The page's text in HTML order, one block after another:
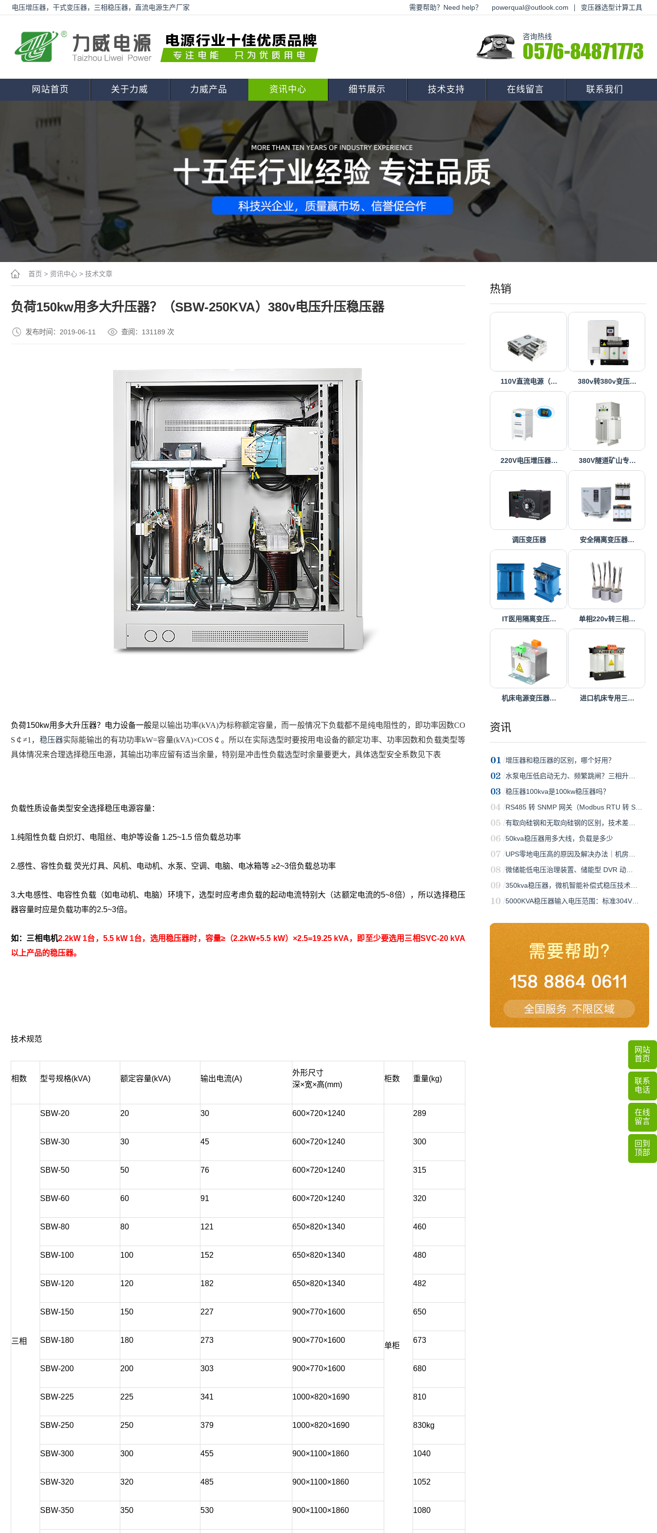
电压增压器，干式变压器，三相稳压器，直流电源生产厂家 需要帮助？Need help？ powerqual@outlook.com 变压器选型计算工具
咨询热线
0576-84871773
网站首页 关于力威 力威产品 资讯中心 细节展示 技术支持 在线留言 联系我们
热销
110V直流电源（… 380v转380v变压…
220V电压增压器… 380V隧道矿山专…
调压变压器 安全隔离变压器…
IT医用隔离变压… 单相220v转三相…
机床电源变压器… 进口机床专用三…
资讯
增压器和稳压器的区别，哪个好用？
水泵电压低启动无力、频繁跳闸？三相升…
稳压器100kva是100kw稳压器吗？
RS485 转 SNMP 网关（Modbus RTU 转 S…
有取向硅钢和无取向硅钢的区别，技术差…
50kva稳压器用多大线，负载是多少
UPS零地电压高的原因及解决办法｜机房…
微储能低电压治理装置、储能型 DVR 动…
350kva稳压器，微机智能补偿式稳压技术…
5000KVA稳压器输入电压范围：标准304V…
首页 > 资讯中心 > 技术文章
负荷150kw用多大升压器？（SBW-250KVA）380v电压升压稳压器
发布时间：2019-06-11 查阅：131189 次
负荷150kw用多大升压器？电力设备一般是以输出功率(kVA)为标称额定容量，而一般情况下负载都不是纯电阻性的，即功率因数CO
S￠≠1， 稳压器实际能输出的有功功率kW=容量(kVA)×COS￠。所以在实际选型时要按用电设备的额定功率、功率因数和负载类型等
具体情况来合理选择稳压电源，其输出功率应留有适当余量，特别是冲击性负载选型时余量要更大，具体选型安全系数见下表
负载性质设备类型安全选择稳压电源容量：
1.纯阻性负载 白炽灯、电阻丝、电炉等设备 1.25~1.5 倍负载总功率
2.感性、容性负载 荧光灯具、风机、电动机、水泵、空调、电脑、电冰箱等 ≥2~3倍负载总功率
3.大电感性、电容性负载（如电动机、电脑）环境下，选型时应考虑负载的起动电流特别大（达额定电流的5~8倍），所以选择稳压
器容量时应是负载功率的2.5~3倍。
如：三相电机2.2kW 1台，5.5 kW 1台，选用稳压器时，容量≥（2.2kW+5.5 kW）×2.5=19.25 kVA，即至少要选用三相SVC-20 kVA
以上产品的稳压器。
技术规范
相数 型号规格(kVA) 额定容量(kVA) 输出电流(A)
外形尺寸
深×宽×高(mm)
柜数 重量(kg)
三相
SBW-20 20 30 600×720×1240
单柜
289
SBW-30 30 45 600×720×1240 300
SBW-50 50 76 600×720×1240 315
SBW-60 60 91 600×720×1240 320
SBW-80 80 121 650×820×1340 460
SBW-100 100 152 650×820×1340 480
SBW-120 120 182 650×820×1340 482
SBW-150 150 227 900×770×1600 650
SBW-180 180 273 900×770×1600 673
SBW-200 200 303 900×770×1600 680
SBW-225 225 341 1000×820×1690 810
SBW-250 250 379 1000×820×1690 830kg
SBW-300 300 455 900×1100×1860 1040
SBW-320 320 485 900×1100×1860 1052
SBW-350 350 530 900×1100×1860 1080
网站
首页
联系
电话
在线
留言
回到
顶部